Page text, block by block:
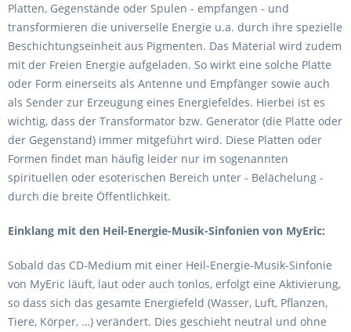
Platten, Gegenstände oder Spulen - empfangen - und
transformieren die universelle Energie u.a. durch ihre spezielle
Beschichtungseinheit aus Pigmenten. Das Material wird zudem
mit der Freien Energie aufgeladen. So wirkt eine solche Platte
oder Form einerseits als Antenne und Empfänger sowie auch
als Sender zur Erzeugung eines Energiefeldes. Hierbei ist es
wichtig, dass der Transformator bzw. Generator (die Platte oder
der Gegenstand) immer mitgeführt wird. Diese Platten oder
Formen findet man häufig leider nur im sogenannten
spirituellen oder esoterischen Bereich unter - Belächelung -
durch die breite Öffentlichkeit.
Einklang mit den Heil-Energie-Musik-Sinfonien von MyEric:
Sobald das CD-Medium mit einer Heil-Energie-Musik-Sinfonie
von MyEric läuft, laut oder auch tonlos, erfolgt eine Aktivierung,
so dass sich das gesamte Energiefeld (Wasser, Luft, Pflanzen,
Tiere, Körper, …) verändert. Dies geschieht neutral und ohne